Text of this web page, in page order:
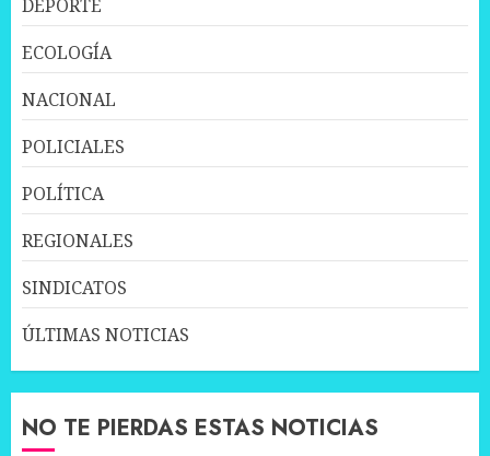
DEPORTE
ECOLOGÍA
NACIONAL
POLICIALES
POLÍTICA
REGIONALES
SINDICATOS
ÚLTIMAS NOTICIAS
NO TE PIERDAS ESTAS NOTICIAS